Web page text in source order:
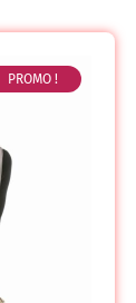
PROMO !